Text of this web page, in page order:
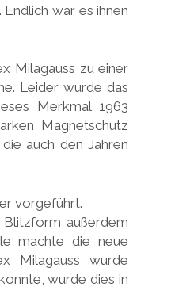
war es ihnen
Milagauss zu einer
Leider wurde das
Merkmal 1963
Magnetschutz
auch den Jahren
vorgeführt.
außerdem
machte die neue
Milagauss wurde
wurde dies in